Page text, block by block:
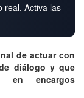
real. Activa las
de actuar con
diálogo y que
en encargos